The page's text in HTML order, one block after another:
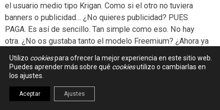
el usuario medio tipo Krigan. Como si el otro no tuviera
banners o publicidad… ¿No quieres publicidad? PUES
PAGA. Es así de sencillo. Tan simple como eso. No hay
otra. ¿No os gustaba tanto el modelo Freemium? ¿Ahora ya
no vale? ¿Soportar la publicidad de un blog o una app sí es
lícito pero la de un periódico no? Algo no me cuadra.
Lo que tendrían que hacer los editores es echar un par de
huevos, como han hecho en otros países. Se prueba con el
Utilizo cookiespara ofrecer la mejor experiencia en este sitio web.
Puedes aprender más sobre qué cookiesutilizo o cambiarlas en
los ajustes.
Aceptar Ajustes